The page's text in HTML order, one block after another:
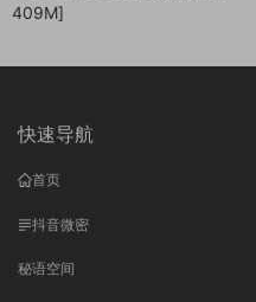
409M]
快速导航
首页
抖音微密
秘语空间